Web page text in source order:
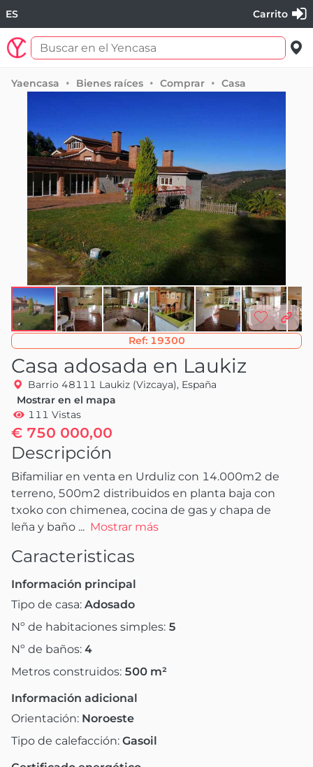
ES Carrito
Yaencasa Bienes raíces Comprar Casa
Ref: 19300
Casa adosada en Laukiz
Barrio 48111 Laukiz (Vizcaya), España
Mostrar en el mapa
111 Vistas
€ 750 000,00
Descripción
Bifamiliar en venta en Urduliz con 14.000m2 de
terreno, 500m2 distribuidos en planta baja con
txoko con chimenea, cocina de gas y chapa de
leña y baño ... Mostrar más
Caracteristicas
Información principal
Tipo de casa: Adosado
Nº de habitaciones simples: 5
Nº de baños: 4
Metros construidos: 500 m²
Información adicional
Orientación: Noroeste
Tipo de calefacción: Gasoil